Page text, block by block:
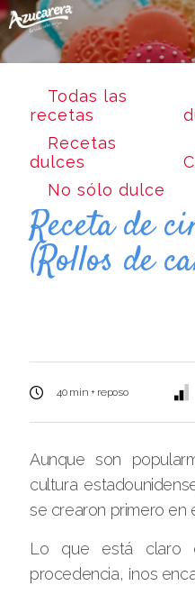
Todas las
recetas
Recetas
dulces
No sólo dulce
Receta de
(Rollos de
40 min + reposo
Aunque son
cultura
se crearon primero en
Lo que está claro
procedencia, ¡nos